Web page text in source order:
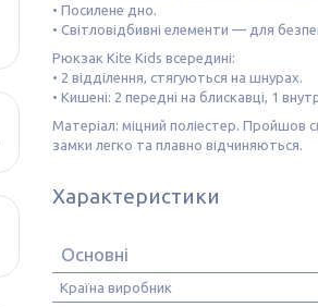
• Посилене дно.
• Світловідбивні елементи — для
Рюкзак Kite Kids всередині:
• 2 відділення, стягуються на шнурах.
• Кишені: 2 передні на блискавці, 1
Матеріал: міцний поліестер. Пройшов
замки легко та плавно відчиняються.
Характеристики
Основні
Країна виробник